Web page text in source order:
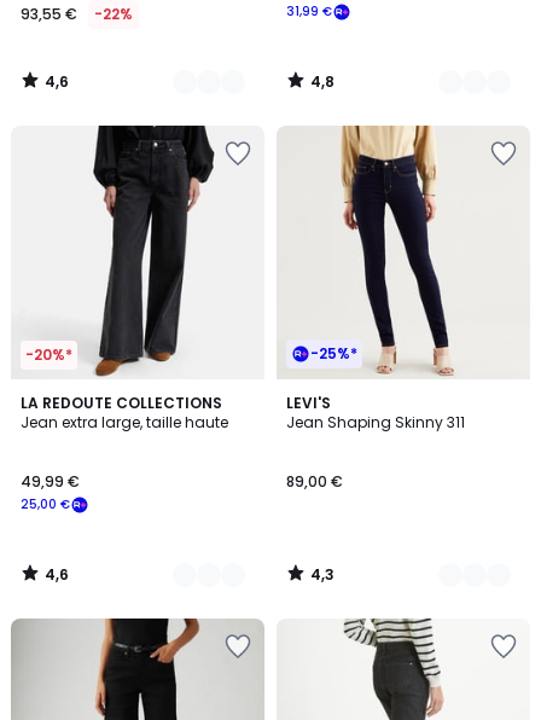
93,55 € -22%
4,6
/
31,99 €
4,8
/
-20%*
LA REDOUTE COLLECTIONS
Jean extra large, taille haute
25,00 €
49,99 €
4,6
/ 5
4
Couleurs
4,6
/
-25%*
LEVI'S
Jean Shaping Skinny 311
89,00 €
4,3
/ 5
4
Couleurs
4,3
/